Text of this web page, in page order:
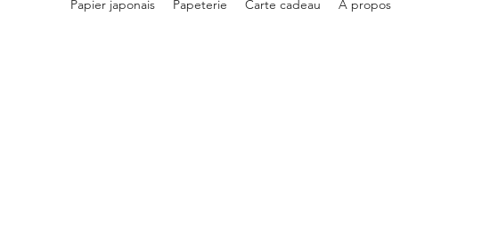
Papier japonais Papeterie Carte cadeau À propos